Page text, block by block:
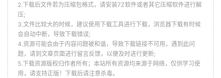
2.下载后文件若为压缩包格式，请安装7Z软件或者其它压缩软件进行解
压;
3.文件比较大的时候，建议使用下载工具进行下载，浏览器下载有时候
会自动中断，导致下载错误;
4.资源可能会由于内容问题被和谐，导致下载链接不可用，遇到此问
题，请到文章页面进行留言反馈，以便及时进行更新;
5.下载资源版权归作者所有；本站所有资源均来源于网络，仅供学习使
用，请支持正版！下载后请注意杀毒。